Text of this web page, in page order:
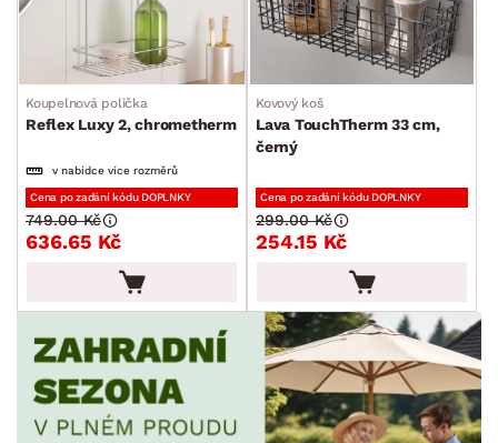
MÍSTNOST
ZNAČKA
Koupelnová polička
Reflex Luxy 2, chrometherm
v nabídce více rozměrů
Cena po zadání kódu DOPLNKY
636.65 Kč
749.00 Kč
Kovový koš
Lava TouchTherm 33 cm,
černý
Cena po zadání kódu DOPLNKY
254.15 Kč
299.00 Kč